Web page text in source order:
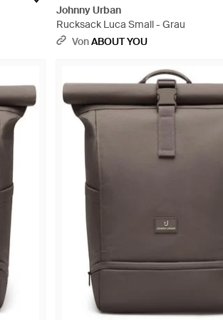
Johnny Urban
Rucksack Luca Small - Grau
VonABOUT YOU